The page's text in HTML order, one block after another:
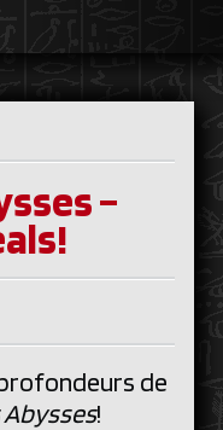
–
de
Abysses!